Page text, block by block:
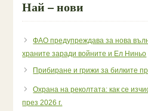
Най – нови
ФАО предупреждава за нова
храните заради войните и Ел Ниньо
Прибиране и грижи за билките
Охрана на реколтата: как се
през 2026 г.